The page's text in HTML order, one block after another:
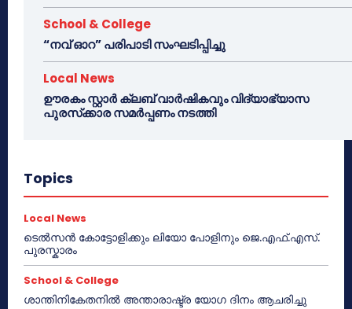
School & College
“നവ് ഓറ” പരിപാടി സംഘടിപ്പിച്ചു
Local News
ഊരകം സ്റ്റാർ ക്ലബ് വാർഷികവും വിദ്യാഭ്യാസ
പുരസ്‌ക്കാര സമർപ്പണം നടത്തി
Topics
Local News
ടെൽസൻ കോട്ടോളിക്കും ലിയോ പോളിനും ജെ.എഫ്.എസ്.
പുരസ്കാരം
School & College
ശാന്തിനികേതനിൽ അന്താരാഷ്ട്ര യോഗ ദിനം ആചരിച്ചു